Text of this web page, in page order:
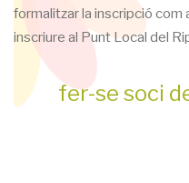
formalitzar la inscripció com
inscriure al Punt Local del
fer-se soci